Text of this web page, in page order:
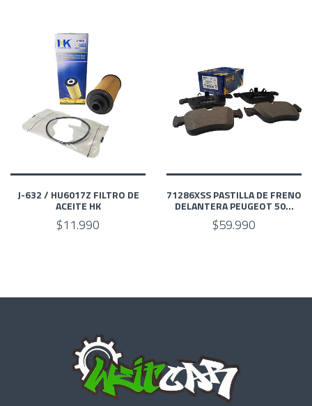
J-632 / HU6017Z FILTRO DE
ACEITE HK
$11.990
71286XSS PASTILLA DE FRENO
DELANTERA PEUGEOT 50...
$59.990